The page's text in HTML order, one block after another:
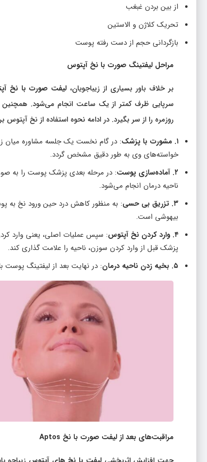
از بین بردن غبغب
تحریک کلاژن و الاستین
بازگردانی حجم از دست رفته پوست
مراحل لیفتینگ صورت با نخ آپتوس
بر خلاف باور بسیاری از زیباجویان، لیفت صورت با نخ
سرپایی ظرف کمتر از یک ساعت انجام می‌شود. همچنین
روزمره را از سر بگیرد. در ادامه نحوه استفاده از نخ
۱. مشورت با پزشک
: در گام نخست یک جلسه مشاوره میان
خواسته‌های وی به طور دقیق مشخص گردد.
۲. آماده‌سازی پوست
: در مرحله بعدی پزشک پوست را به
ناحیه درمان انجام می‌شود.
۳. تزریق بی حسی
: به منظور کاهش درد حین ورود نخ به
بیهوشی است.
۴. وارد کردن نخ آپتوس
: سپس عملیات اصلی، یعنی وارد
پزشک قبل از وارد کردن سوزن، ناحیه را علامت گذاری کند.
۵. بخیه زدن ناحیه درمان
: در نهایت بعد از لیفتینگ پوست
مراقبت‌های بعد از لیفت صورت با نخ Aptos